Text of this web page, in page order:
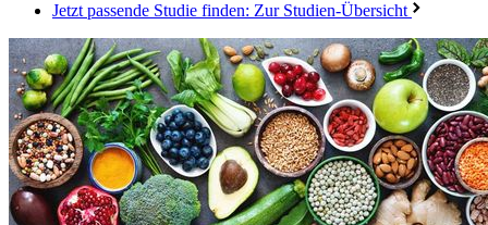
Jetzt passende Studie finden: Zur Studien-Übersicht